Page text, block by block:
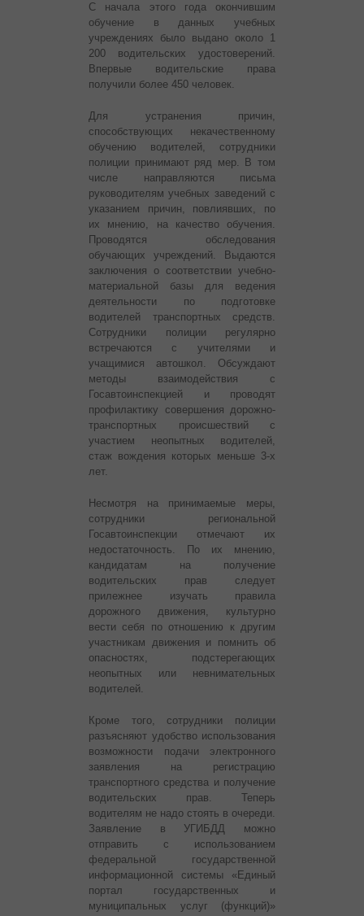
С начала этого года окончившим
обучение в данных учебных
учреждениях было выдано около 1
200 водительских удостоверений.
Впервые водительские права
получили более 450 человек.
Для устранения причин,
способствующих некачественному
обучению водителей, сотрудники
полиции принимают ряд мер. В том
числе направляются письма
руководителям учебных заведений с
указанием причин, повлиявших, по
их мнению, на качество обучения.
Проводятся обследования
обучающих учреждений. Выдаются
заключения о соответствии учебно-
материальной базы для ведения
деятельности по подготовке
водителей транспортных средств.
Сотрудники полиции регулярно
встречаются с учителями и
учащимися автошкол. Обсуждают
методы взаимодействия с
Госавтоинспекцией и проводят
профилактику совершения дорожно-
транспортных происшествий с
участием неопытных водителей,
стаж вождения которых меньше 3-х
лет.
Несмотря на принимаемые меры,
сотрудники региональной
Госавтоинспекции отмечают их
недостаточность. По их мнению,
кандидатам на получение
водительских прав следует
прилежнее изучать правила
дорожного движения, культурно
вести себя по отношению к другим
участникам движения и помнить об
опасностях, подстерегающих
неопытных или невнимательных
водителей.
Кроме того, сотрудники полиции
разъясняют удобство использования
возможности подачи электронного
заявления на регистрацию
транспортного средства и получение
водительских прав. Теперь
водителям не надо стоять в очереди.
Заявление в УГИБДД можно
отправить с использованием
федеральной государственной
информационной системы «Единый
портал государственных и
муниципальных услуг (функций)»